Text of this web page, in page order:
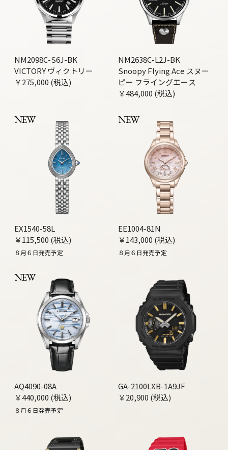
NM2098C-S6J-BK
VICTORY ヴィクトリー
￥275,000 (税込)
NM2638C-L2J-BK
Snoopy Flying Ace スヌー
ピー フライングエース
￥484,000 (税込)
NEW
EX1540-58L
￥115,500 (税込)
８月６日発売予定
NEW
EE1004-81N
￥143,000 (税込)
８月６日発売予定
NEW
AQ4090-08A
￥440,000 (税込)
８月６日発売予定
GA-2100LXB-1A9JF
￥20,900 (税込)